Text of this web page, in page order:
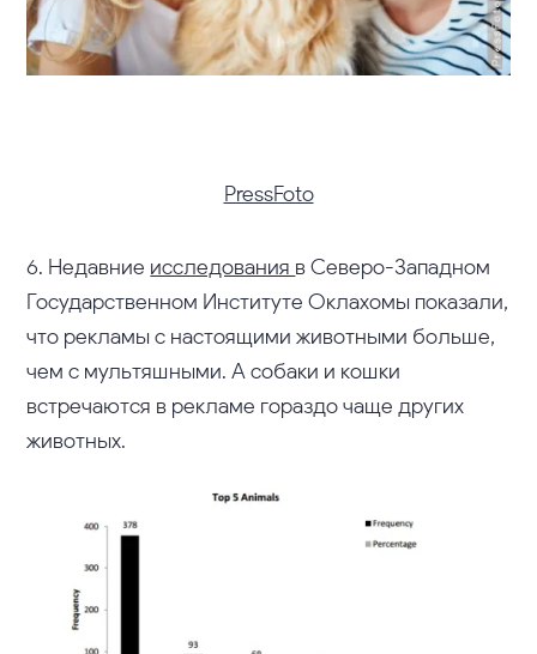
PressFoto
6. Недавние исследования в Северо-Западном
Государственном Институте Оклахомы показали,
что рекламы с настоящими животными больше,
чем с мультяшными. А собаки и кошки
встречаются в рекламе гораздо чаще других
животных.